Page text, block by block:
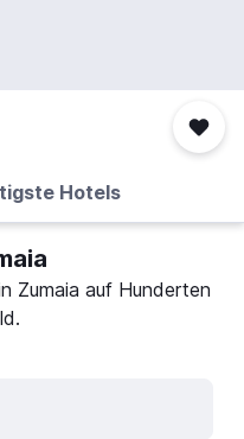
Hotels
Zumaia auf Hunderten